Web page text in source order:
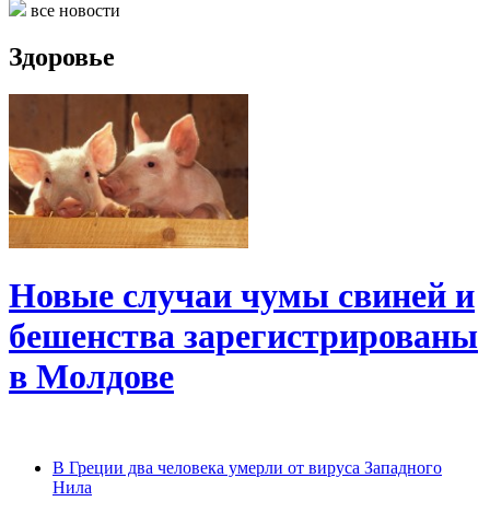
все новости
Здоровье
Новые случаи чумы свиней и
бешенства зарегистрированы
в Молдове
В Греции два человека умерли от вируса Западного
Нила